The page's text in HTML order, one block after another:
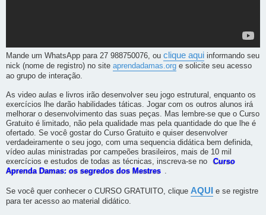
Mande um WhatsApp para 27 988750076, ou clique aqui informando seu
nick (nome de registro) no site aprendadamas.org e solicite seu acesso
ao grupo de interação.
As video aulas e livros irão desenvolver seu jogo estrutural, enquanto os
exercícios lhe darão habilidades táticas. Jogar com os outros alunos irá
melhorar o desenvolvimento das suas peças. Mas lembre-se que o Curso
Gratuito é limitado, não pela qualidade mas pela quantidade do que lhe é
ofertado. Se você gostar do Curso Gratuito e quiser desenvolver
verdadeiramente o seu jogo, com uma sequencia didática bem definida,
vídeo aulas ministradas por campeões brasileiros, mais de 10 mil
exercícios e estudos de todas as técnicas, inscreva-se no
Curso
Aprenda Damas: os segredos dos Mestres .
Se você quer conhecer o CURSO GRATUITO, clique AQUI e se registre
para ter acesso ao material didático.